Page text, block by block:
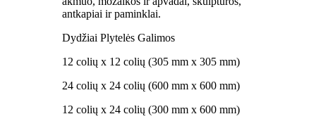
antkapiai ir paminklai.
Dydžiai Plytelės Galimos
12 colių x 12 colių (305 mm x 305 mm)
24 colių x 24 colių (600 mm x 600 mm)
12 colių x 24 colių (300 mm x 600 mm)